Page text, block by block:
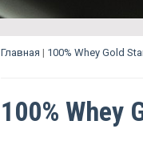
Главная | 100% Whey Gold
100% Whey